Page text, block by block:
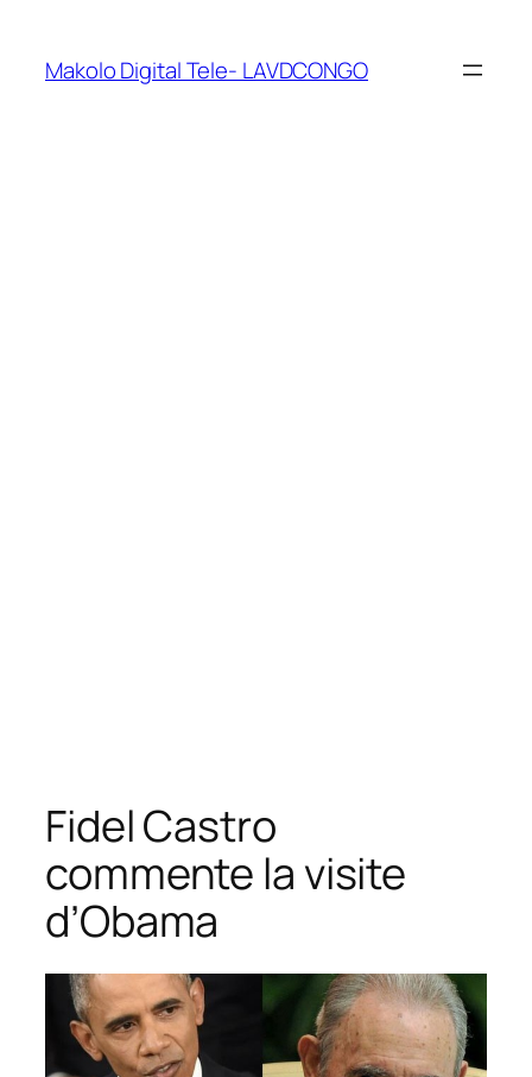
Makolo Digital Tele- LAVDCONGO
Fidel Castro
commente la visite
d’Obama